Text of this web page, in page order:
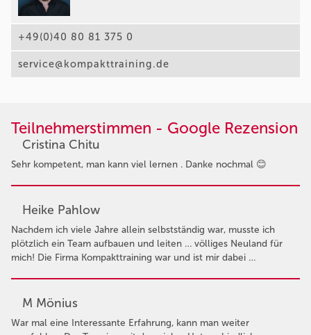
+49(0)40 80 81 375 0
service@kompakttraining.de
Teilnehmerstimmen - Google Rezension
Cristina Chitu
Sehr kompetent, man kann viel lernen . Danke nochmal 😊
Heike Pahlow
Nachdem ich viele Jahre allein selbstständig war, musste ich
plötzlich ein Team aufbauen und leiten … völliges Neuland für
mich! Die Firma Kompakttraining war und ist mir dabei …
M Mönius
War mal eine Interessante Erfahrung, kann man weiter